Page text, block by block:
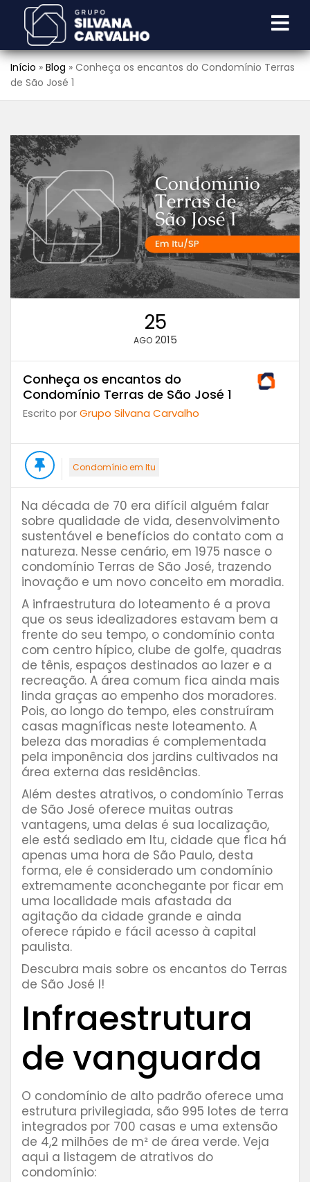
Início » Blog » Conheça os encantos do Condomínio Terras
de São José 1
25
AGO 2015
Conheça os encantos do
Condomínio Terras de São José 1
Escrito porGrupo Silvana Carvalho
Condomínio em Itu
Na década de 70 era difícil alguém falar
sobre qualidade de vida, desenvolvimento
sustentável e benefícios do contato com a
natureza. Nesse cenário, em 1975 nasce o
condomínio Terras de São José, trazendo
inovação e um novo conceito em moradia.
A infraestrutura do loteamento é a prova
que os seus idealizadores estavam bem a
frente do seu tempo, o condomínio conta
com centro hípico, clube de golfe, quadras
de tênis, espaços destinados ao lazer e a
recreação. A área comum fica ainda mais
linda graças ao empenho dos moradores.
Pois, ao longo do tempo, eles construíram
casas magníficas neste loteamento. A
beleza das moradias é complementada
pela imponência dos jardins cultivados na
área externa das residências.
Além destes atrativos, o condomínio Terras
de São José oferece muitas outras
vantagens, uma delas é sua localização,
ele está sediado em Itu, cidade que fica há
apenas uma hora de São Paulo, desta
forma, ele é considerado um condomínio
extremamente aconchegante por ficar em
uma localidade mais afastada da
agitação da cidade grande e ainda
oferece rápido e fácil acesso à capital
paulista.
Descubra mais sobre os encantos do Terras
de São José I!
Infraestrutura
de vanguarda
O condomínio de alto padrão oferece uma
estrutura privilegiada, são 995 lotes de terra
integrados por 700 casas e uma extensão
de 4,2 milhões de m² de área verde. Veja
aqui a listagem de atrativos do
condomínio: